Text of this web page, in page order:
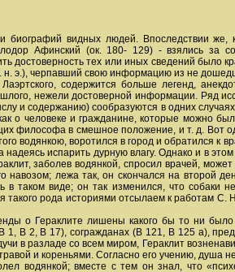
биографий видных людей. Впоследствии
Афинский (ок. 180- 129) - взялись за
достоверность тех или иных сведений было
н. э.), черпавший свою информацию из не
содержится больше легенд,
нежели достоверной информации. Ряд
и содержанию) сообразуются в одних
о человеке и гражданине, которые можно
философа в смешное положение, и т. д. Вот
водянкою, воротился в город и обратился к
испарить дурную влагу. Однако и в
заболев водянкой, спросил врачей,
навозом; лежа так, он скончался на
в таком виде; он так изменился, что
рода историями отсылаем к работам
о Гераклите лишены какого бы то ни
1, В 2, В 17), согражданах (В 121, В 125 а),
в разладе со всем миром, Гераклит
и кореньями. Согласно его учению, душа
водянкой; вместе с тем он знал, что